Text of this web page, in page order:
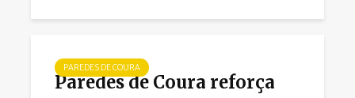
PAREDES DE COURA
Paredes de Coura reforça